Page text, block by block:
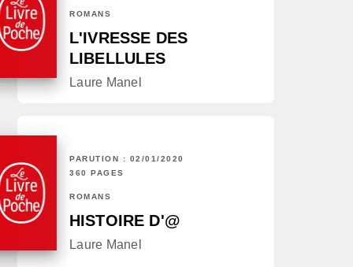
ROMANS
L'IVRESSE DES
LIBELLULES
Laure Manel
PARUTION : 02/01/2020
360 PAGES
ROMANS
HISTOIRE D'@
Laure Manel